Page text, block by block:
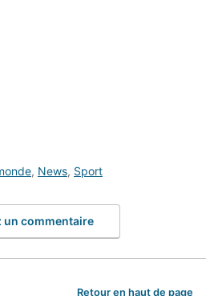
, News, Sport
un commentaire
Retour en haut de page